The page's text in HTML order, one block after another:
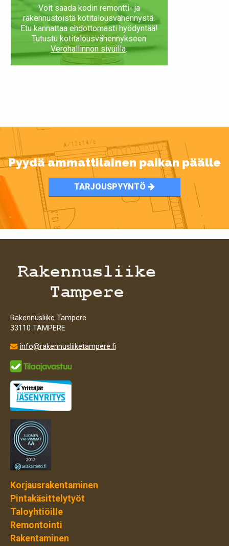
Voit saada kodin remontti- ja
rakennustöistä kotitalousvähennystä.
Etu kannattaa ehdottomasti hyödyntää!
Tutustu kotitalousvähennykseen
Verohallinnon sivuilla.
Pyydä ammattilainen paikan päälle
TARJOUSPYYNTÖ
Rakennusliike Tampere
33110 TAMPERE
 info@rakennusliiketampere.fi
Korjausrakentaminen
Pintakäsittelytyöt
Taloyhtiöille
Remontointi
Rakentaminen